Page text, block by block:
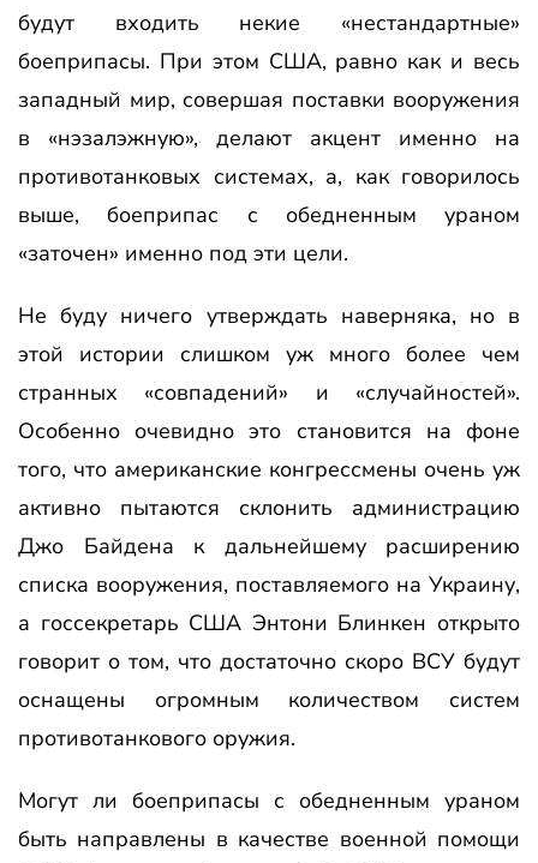
будут входить некие «нестандартные»
боеприпасы. При этом США, равно как и весь
западный мир, совершая поставки вооружения
в «нэзалэжную», делают акцент именно на
противотанковых системах, а, как говорилось
выше, боеприпас с обедненным ураном
«заточен» именно под эти цели.
Не буду ничего утверждать наверняка, но в
этой истории слишком уж много более чем
странных «совпадений» и «случайностей».
Особенно очевидно это становится на фоне
того, что американские конгрессмены очень уж
активно пытаются склонить администрацию
Джо Байдена к дальнейшему расширению
списка вооружения, поставляемого на Украину,
а госсекретарь США Энтони Блинкен открыто
говорит о том, что достаточно скоро ВСУ будут
оснащены огромным количеством систем
противотанкового оружия.
Могут ли боеприпасы с обедненным ураном
быть направлены в качестве военной помощи